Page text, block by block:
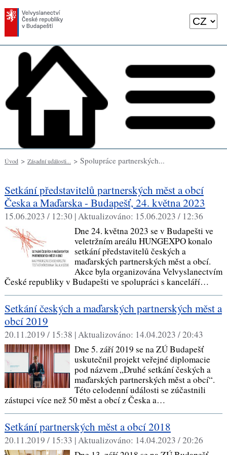
Úvod> Zásadní události... > Spolupráce partnerských...
Setkání představitelů partnerských měst a obcí
Česka a Maďarska - Budapešť, 24. května 2023
15.06.2023 / 12:30 |Aktualizováno: 15.06.2023 / 12:36
Dne 24. května 2023 se v Budapešti ve
veletržním areálu HUNGEXPO konalo
setkání představitelů českých a
maďarských partnerských měst a obcí.
Akce byla organizována Velvyslanectvím
České republiky v Budapešti ve spolupráci s kanceláří…
Setkání českých a maďarských partnerských měst a
obcí 2019
20.11.2019 / 15:38 |Aktualizováno: 14.04.2023 / 20:43
Dne 5. září 2019 se na ZÚ Budapešť
uskutečnil projekt veřejné diplomacie
pod názvem „Druhé setkání českých a
maďarských partnerských měst a obcí“.
Této celodenní události se zúčastnili
zástupci více než 50 měst a obcí z Česka a…
Setkání partnerských měst a obcí 2018
20.11.2019 / 15:33 |Aktualizováno: 14.04.2023 / 20:26